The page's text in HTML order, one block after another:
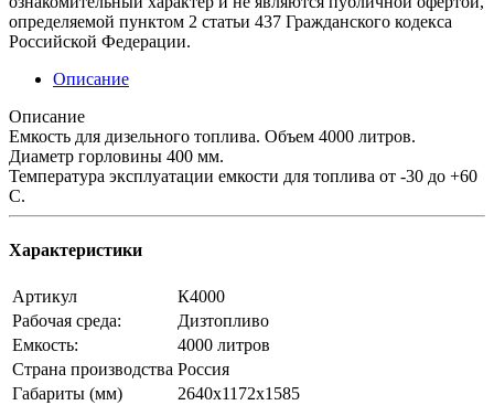
определяемой пунктом 2 статьи 437 Гражданского кодекса
Российской Федерации.
Описание
Описание
Емкость для дизельного топлива. Объем 4000 литров.
Диаметр горловины 400 мм.
Температура эксплуатации емкости для топлива от -30 до +60
С.
Характеристики
Артикул
К4000
Рабочая среда:
Дизтопливо
Емкость:
4000 литров
Страна производства Россия
Габариты (мм)
2640х1172х1585